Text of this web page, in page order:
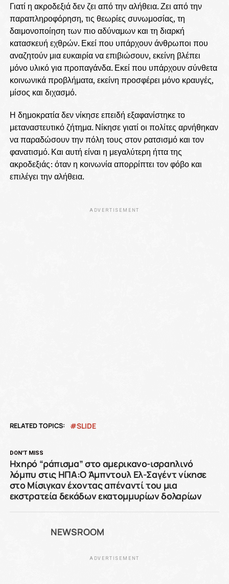
Γιατί η ακροδεξιά δεν ζει από την αλήθεια. Ζει από την
παραπληροφόρηση, τις θεωρίες συνωμοσίας, τη
δαιμονοποίηση των πιο αδύναμων και τη διαρκή
κατασκευή εχθρών. Εκεί που υπάρχουν άνθρωποι που
αναζητούν μια ευκαιρία να επιβιώσουν, εκείνη βλέπει
μόνο υλικό για προπαγάνδα. Εκεί που υπάρχουν σύνθετα
κοινωνικά προβλήματα, εκείνη προσφέρει μόνο κραυγές,
μίσος και διχασμό.
Η δημοκρατία δεν νίκησε επειδή εξαφανίστηκε το
μεταναστευτικό ζήτημα. Νίκησε γιατί οι πολίτες αρνήθηκαν
να παραδώσουν την πόλη τους στον ρατσισμό και τον
φανατισμό. Και αυτή είναι η μεγαλύτερη ήττα της
ακροδεξιάς: όταν η κοινωνία απορρίπτει τον φόβο και
επιλέγει την αλήθεια.
ADVERTISEMENT
RELATED TOPICS: SLIDE
DON'T MISS
Ηχηρό “ράπισμα” στο αμερικανο-ισραηλινό
λόμπυ στις ΗΠΑ:Ο Άμπντουλ Ελ-Σαγέντ νίκησε
στο Μίσιγκαν έχοντας απέναντί του μια
εκστρατεία δεκάδων εκατομμυρίων δολαρίων
NEWSROOM
ADVERTISEMENT